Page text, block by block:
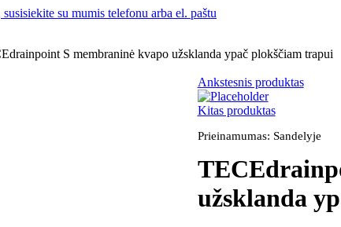
su mumis telefonu arba el. paštu
S membraninė kvapo užsklanda ypač plokščiam trapui
Ankstesnis produktas
Kitas produktas
Prieinamumas: Sandelyje
užsklanda